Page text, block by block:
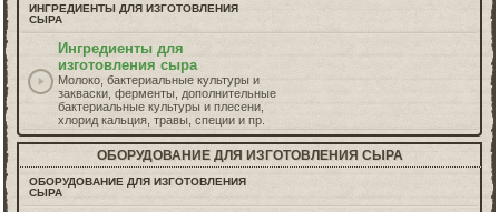
ИНГРЕДИЕНТЫ ДЛЯ ИЗГОТОВЛЕНИЯ
СЫРА
Ингрeдиенты для
изготовления сыра
Молоко, бактериальные культуры и
закваски, ферменты, дополнительные
бактериальные культуры и плесени,
хлорид кальция, травы, специи и пр.
ОБОРУДОВАНИЕ ДЛЯ ИЗГОТОВЛЕНИЯ СЫРА
ОБОРУДОВАНИЕ ДЛЯ ИЗГОТОВЛЕНИЯ
СЫРА